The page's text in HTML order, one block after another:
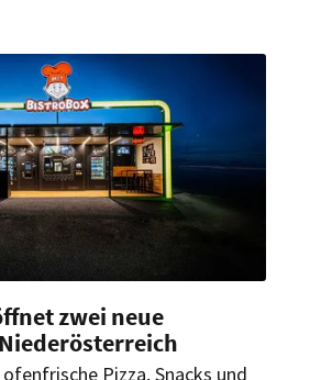
Deutschland-Chef Jörg
Pläne, aktuelle
und Nachhaltigkeit.
zwei neue
Pizza, Snacks und